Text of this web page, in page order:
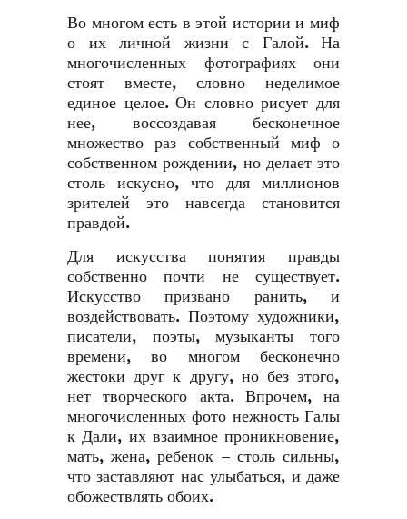
Во многом есть в этой истории и миф
о их личной жизни с Галой. На
многочисленных фотографиях они
стоят вместе, словно неделимое
единое целое. Он словно рисует для
нее, воссоздавая бесконечное
множество раз собственный миф о
собственном рождении, но делает это
столь искусно, что для миллионов
зрителей это навсегда становится
правдой.
Для искусства понятия правды
собственно почти не существует.
Искусство призвано ранить, и
воздействовать. Поэтому художники,
писатели, поэты, музыканты того
времени, во многом бесконечно
жестоки друг к другу, но без этого,
нет творческого акта. Впрочем, на
многочисленных фото нежность Галы
к Дали, их взаимное проникновение,
мать, жена, ребенок – столь сильны,
что заставляют нас улыбаться, и даже
обожествлять обоих.